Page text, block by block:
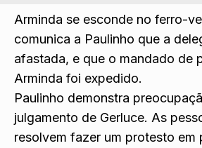
Arminda se esconde no ferro-
comunica a Paulinho que a
afastada, e que o mandado de
Arminda foi expedido.
Paulinho demonstra
julgamento de Gerluce. As
resolvem fazer um protesto em